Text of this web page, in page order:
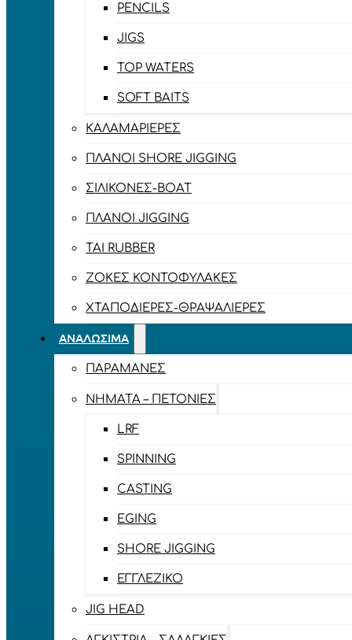
PENCILS
JIGS
TOP WATERS
SOFT BAITS
ΚΑΛΑΜΑΡΙΈΡΕΣ
ΠΛΆΝΟΙ SHORE JIGGING
ΣΙΛΙΚΌΝΕΣ-BOAT
ΠΛΆΝΟΙ JIGGING
TAI RUBBER
ΖΌΚΕΣ ΚΟΝΤΟΦΎΛΑΚΕΣ
ΧΤΑΠΟΔΙΈΡΕΣ-ΘΡΑΨΑΛΙΈΡΕΣ
ΑΝΑΛΏΣΙΜΑ
ΠΑΡΑΜΆΝΕΣ
ΝΉΜΑΤΑ – ΠΕΤΟΝΙΈΣ
LRF
SPINNING
CASTING
EGING
SHORE JIGGING
ΕΓΓΛΈΖΙΚΟ
JIG HEAD